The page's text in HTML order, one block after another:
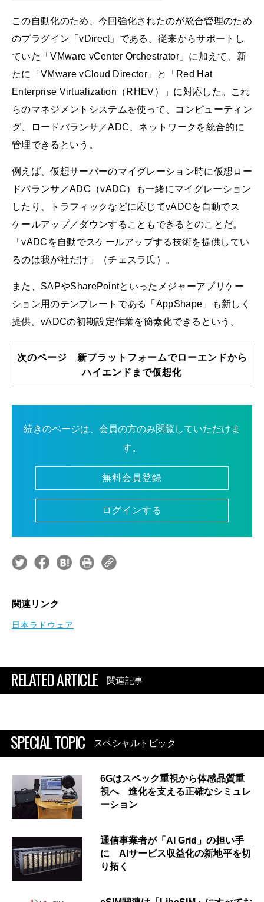
この自動化のため、今回強化されたのが統合管理のため
のプラグイン「vDirect」である。従来からサポートし
ていた「VMware vCenter Orchestrator」に加えて、新
たに「VMware vCloud Director」と「Red Hat
Enterprise Virtualization（RHEV）」に対応した。これ
らのマネジメントシステムを使って、コンピューティン
グ、ロードバランサ／ADC、ネットワークを統合的に
管理できるという。
例えば、仮想サーバーのマイグレーション時に仮想ロー
ドバランサ／ADC（vADC）も一緒にマイグレーション
したり、トラフィックなどに応じてvADCを自動でス
ケールアップ／ダウンすることもできるとのことだ。
「vADCを自動でスケールアップする技術を提供してい
るのは我が社だけ」（チェスラ氏）。
また、SAPやSharePointといったメジャーアプリケー
ション用のテンプレートである「AppShape」も新しく
提供。vADCの初期設定作業を簡素化できるという。
次のページ 新プラットフォームでローエンドから
ハイエンドまで仮想化
続きのページは、会員の方のみ閲覧していただけま
す。
無料会員登録
ログインする
関連リンク
日本ラドウェア
RELATED ARTICLE 関連記事
SPECIAL TOPIC スペシャルトピック
6Gはスペック重視から体感品質重
視へ 進化を支える正確なシミュレ
ーション
通信事業者が「AI Grid」の担い手
に AIサービス収益化の新地平を切
り拓く